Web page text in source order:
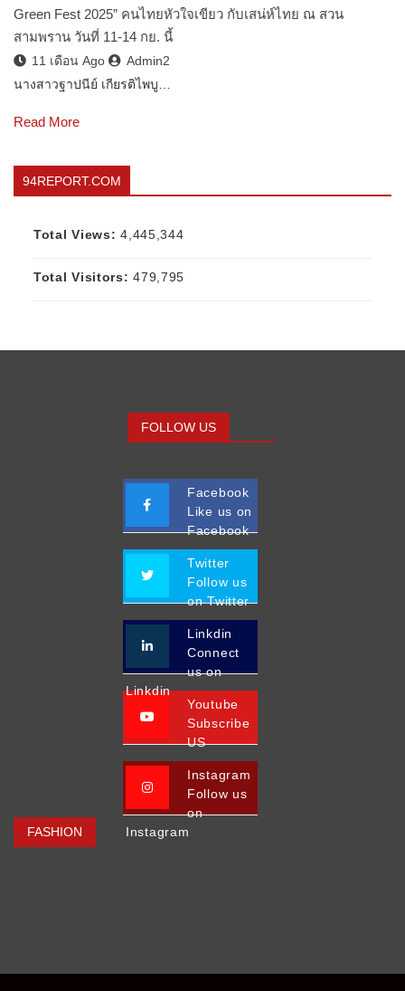
Green Fest 2025” คนไทยหัวใจเขียว กับเสน่ห์ไทย ณ สวน
สามพราน วันที่ 11-14 กย. นี้
11 เดือน Ago
Admin2
นางสาวฐาปนีย์ เกียรติไพบู…
Read More
94REPORT.COM
Total Views:4,445,344
Total Visitors:479,795
FASHION
FOLLOW US
Facebook
Like us on
Facebook
Twitter
Follow us
on Twitter
Linkdin
Connect
us on
Linkdin
Youtube
Subscribe
US
Instagram
Follow us
on
Instagram